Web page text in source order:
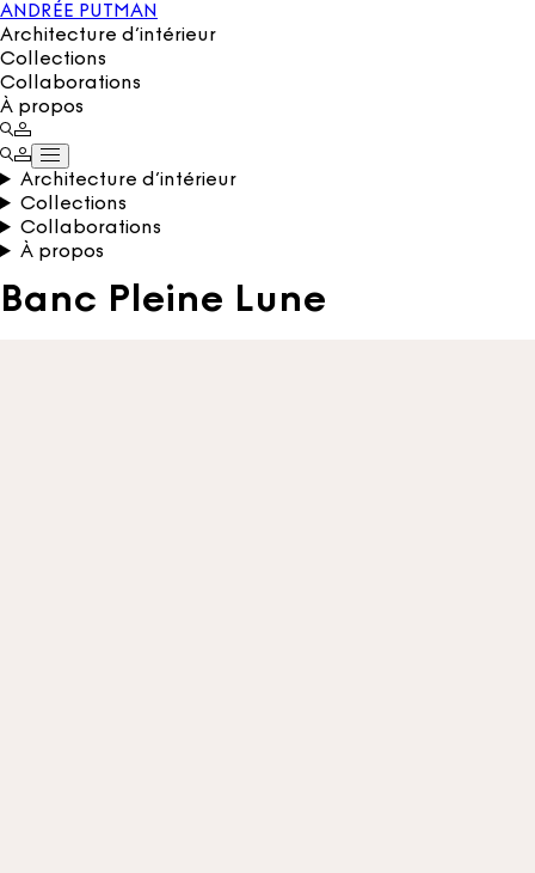
ANDRÉE PUTMAN
Architecture d’intérieur
Collections
Collaborations
À propos
Architecture d’intérieur
Collections
Collaborations
À propos
Banc Pleine Lune